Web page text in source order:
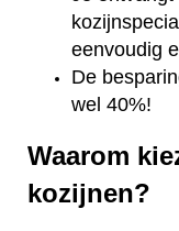
eenvoudig
De
wel 40%!
Waarom
kozijnen?